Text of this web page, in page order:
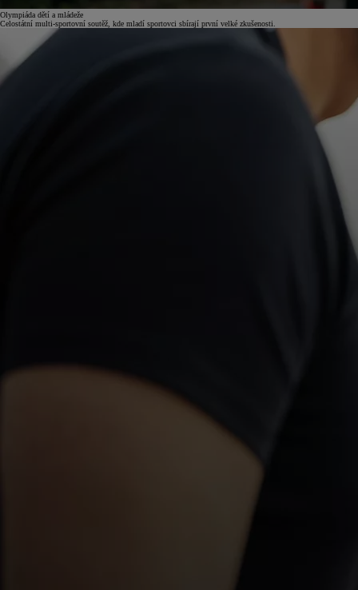
Olympiáda dětí a mládeže
Celostátní multi-sportovní soutěž, kde mladí sportovci sbírají první velké zkušenosti.